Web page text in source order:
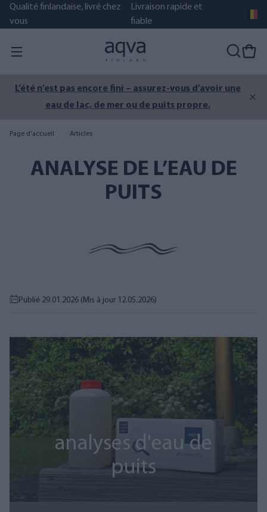
Qualité finlandaise, livré chez
vous
Livraison rapide et
fiable
L’été n’est pas encore fini – assurez-vous d’avoir une
eau de lac, de mer ou de puits propre.
Page d'accueil Articles
ANALYSE DE L’EAU DE
PUITS
Publié 29.01.2026 (Mis à jour 12.05.2026)
analyses d'eau de
puits